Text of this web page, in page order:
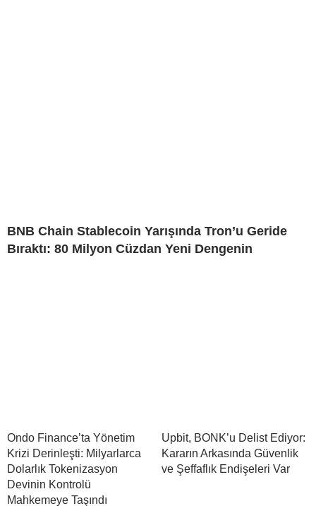
BNB Chain Stablecoin Yarışında Tron’u Geride
Bıraktı: 80 Milyon Cüzdan Yeni Dengenin
Ondo Finance’ta Yönetim
Krizi Derinleşti: Milyarlarca
Dolarlık Tokenizasyon
Devinin Kontrolü
Mahkemeye Taşındı
Upbit, BONK’u Delist Ediyor:
Kararın Arkasında Güvenlik
ve Şeffaflık Endişeleri Var